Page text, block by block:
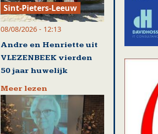
Sint-Pieters-Leeuw
08/08/2026 - 12:13
Andre en Henriette uit
VLEZENBEEK vierden
50 jaar huwelijk
Meer lezen